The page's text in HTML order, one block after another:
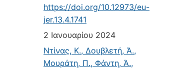
https://doi.org/10.12973/eu-
jer.13.4.1741
2 Ιανουαρίου 2024
Ντίνας, Κ., Δουβλετή, Ά.,
Μουράτη, Π., Φάντη, Ά.,